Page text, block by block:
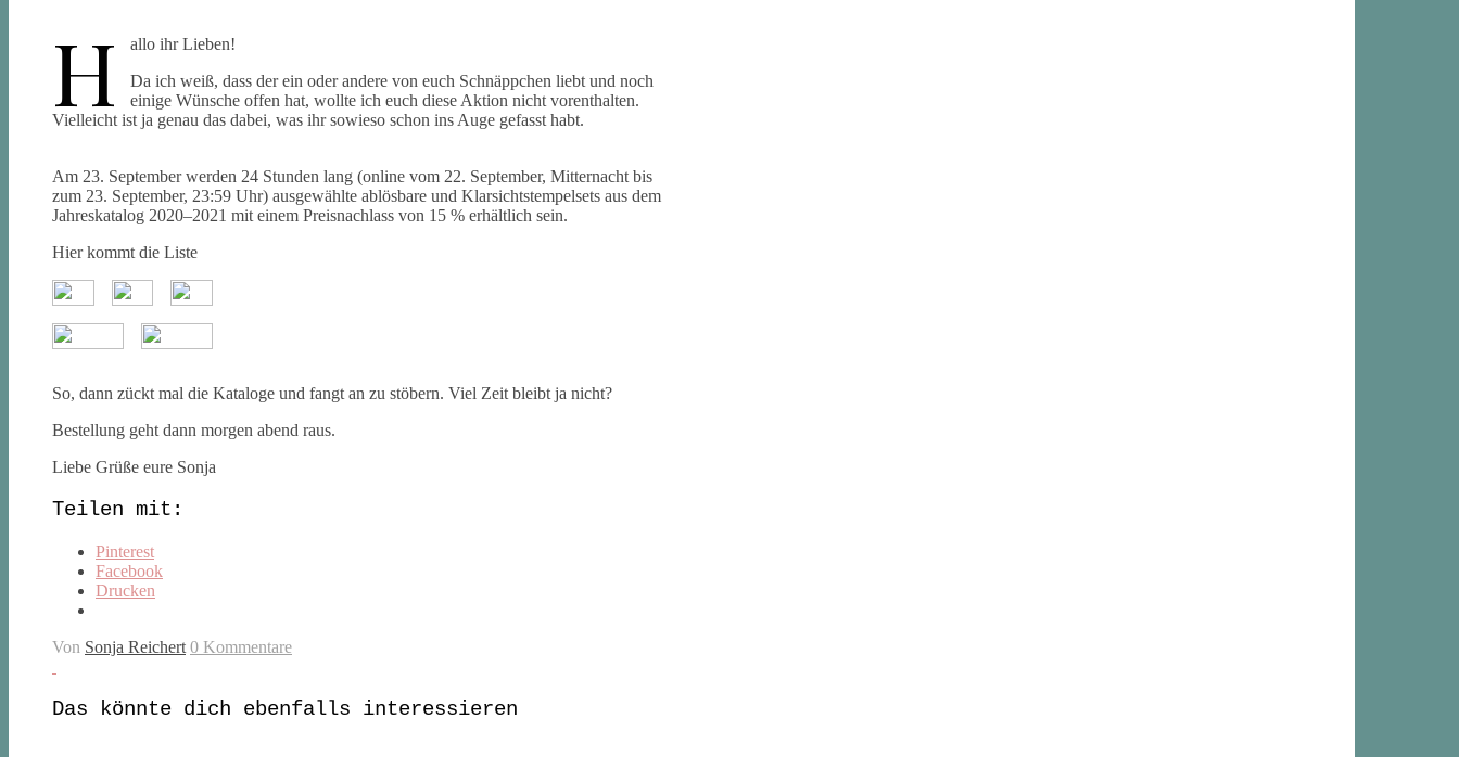
H
allo ihr Lieben!
Da ich weiß, dass der ein oder andere von euch Schnäppchen liebt und noch
einige Wünsche offen hat, wollte ich euch diese Aktion nicht vorenthalten.
Vielleicht ist ja genau das dabei, was ihr sowieso schon ins Auge gefasst habt.
Am 23. September werden 24 Stunden lang (online vom 22. September, Mitternacht bis
zum 23. September, 23:59 Uhr) ausgewählte ablösbare und Klarsichtstempelsets aus dem
Jahreskatalog 2020–2021 mit einem Preisnachlass von 15 % erhältlich sein.
Hier kommt die Liste
So, dann zückt mal die Kataloge und fangt an zu stöbern. Viel Zeit bleibt ja nicht?
Bestellung geht dann morgen abend raus.
Liebe Grüße eure Sonja
Teilen mit:
Pinterest
Facebook
Drucken
Von Sonja Reichert 0 Kommentare
Das könnte dich ebenfalls interessieren